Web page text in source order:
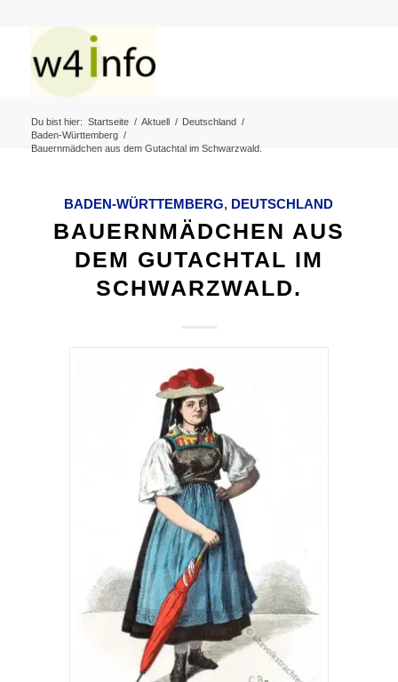
Du bist hier: Startseite / Aktuell / Deutschland /
Baden-Württemberg /
Bauernmädchen aus dem Gutachtal im Schwarzwald.
BADEN-WÜRTTEMBERG, DEUTSCHLAND
BAUERNMÄDCHEN AUS
DEM GUTACHTAL IM
SCHWARZWALD.